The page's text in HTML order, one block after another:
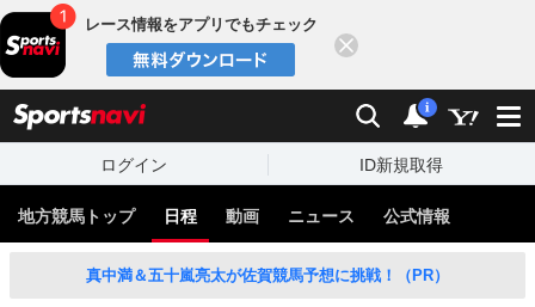
レース情報をアプリでもチェック
検索 通知
i
ログイン ID新規取得
地方競馬トップ 日程 動画 ニュース 公式情報
真中満＆五十嵐亮太が佐賀競馬予想に挑戦！（PR）